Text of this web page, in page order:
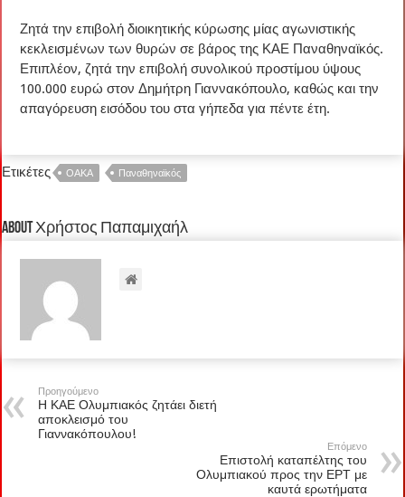
Ζητά την επιβολή διοικητικής κύρωσης μίας αγωνιστικής
κεκλεισμένων των θυρών σε βάρος της ΚΑΕ Παναθηναϊκός.
Επιπλέον, ζητά την επιβολή συνολικού προστίμου ύψους
100.000 ευρώ στον Δημήτρη Γιαννακόπουλο, καθώς και την
απαγόρευση εισόδου του στα γήπεδα για πέντε έτη.
Ετικέτες ΟΑΚΑ Παναθηναϊκός
About Χρήστος Παπαμιχαήλ
Προηγούμενο
Η ΚΑΕ Ολυμπιακός ζητάει διετή
αποκλεισμό του
Γιαννακόπουλου!
Επόμενο
Επιστολή καταπέλτης του
Ολυμπιακού προς την ΕΡΤ με
καυτά ερωτήματα